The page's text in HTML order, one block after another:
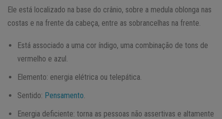
Ele está localizado na base do crânio, sobre a medula oblonga nas
costas e na frente da cabeça, entre as sobrancelhas na frente.
Está associado a uma cor índigo, uma combinação de tons de
vermelho e azul.
Elemento: energia elétrica ou telepática.
Sentido: Pensamento
Energia deficiente: torna as pessoas não assertivas e altamente